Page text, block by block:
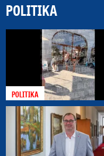
POLITIKA
POLITIKA